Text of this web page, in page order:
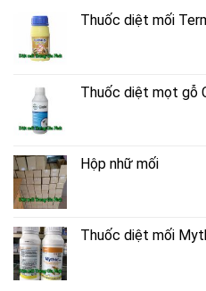
Thuốc diệt mối
Thuốc diệt mọt gỗ
Hộp nhữ mối
Thuốc diệt mối